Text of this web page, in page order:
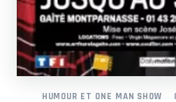
HUMOUR ET ONE MAN SHOW